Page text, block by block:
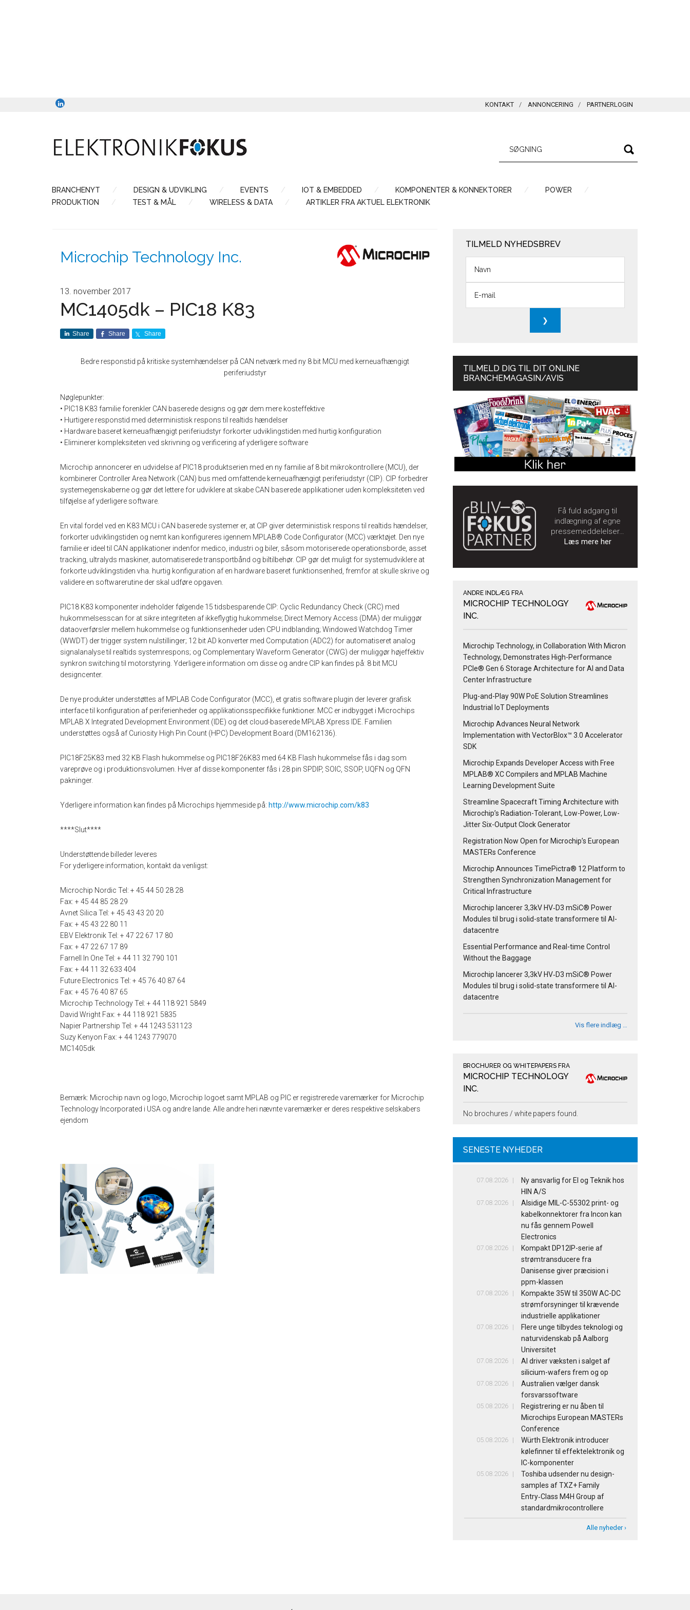
KONTAKT ANNONCERING PARTNERLOGIN
BRANCHENYT DESIGN & UDVIKLING EVENTS IOT & EMBEDDED KOMPONENTER & KONNEKTORER
POWER
PRODUKTION
TEST & MÅL WIRELESS & DATA ARTIKLER FRA AKTUEL ELEKTRONIK
Microchip Technology Inc.
13. november 2017
MC1405dk – PIC18 K83
Share Share Share
Bedre responstid på kritiske systemhændelser på CAN netværk med ny 8 bit MCU med kerneuafhængigt
periferiudstyr
Nøglepunkter:
• PIC18 K83 familie forenkler CAN baserede designs og gør dem mere kosteffektive
• Hurtigere responstid med deterministisk respons til realtids hændelser
• Hardware baseret kerneuafhængigt periferiudstyr forkorter udviklingstiden med hurtig konfiguration
• Eliminerer kompleksiteten ved skrivning og verificering af yderligere software
Microchip annoncerer en udvidelse af PIC18 produktserien med en ny familie af 8 bit mikrokontrollere (MCU), der
kombinerer Controller Area Network (CAN) bus med omfattende kerneuafhængigt periferiudstyr (CIP). CIP forbedrer
systemegenskaberne og gør det lettere for udviklere at skabe CAN baserede applikationer uden kompleksiteten ved
tilføjelse af yderligere software.
En vital fordel ved en K83 MCU i CAN baserede systemer er, at CIP giver deterministisk respons til realtids hændelser,
forkorter udviklingstiden og nemt kan konfigureres igennem MPLAB® Code Configurator (MCC) værktøjet. Den nye
familie er ideel til CAN applikationer indenfor medico, industri og biler, såsom motoriserede operationsborde, asset
tracking, ultralyds maskiner, automatiserede transportbånd og biltilbehør. CIP gør det muligt for systemudviklere at
forkorte udviklingstiden vha. hurtig konfiguration af en hardware baseret funktionsenhed, fremfor at skulle skrive og
validere en softwarerutine der skal udføre opgaven.
PIC18 K83 komponenter indeholder følgende 15 tidsbesparende CIP: Cyclic Redundancy Check (CRC) med
hukommelsesscan for at sikre integriteten af ikkeflygtig hukommelse; Direct Memory Access (DMA) der muliggør
dataoverførsler mellem hukommelse og funktionsenheder uden CPU indblanding; Windowed Watchdog Timer
(WWDT) der trigger system nulstillinger; 12 bit AD konverter med Computation (ADC2) for automatiseret analog
signalanalyse til realtids systemrespons; og Complementary Waveform Generator (CWG) der muliggør højeffektiv
synkron switching til motorstyring. Yderligere information om disse og andre CIP kan findes på: 8 bit MCU
designcenter.
De nye produkter understøttes af MPLAB Code Configurator (MCC), et gratis software plugin der leverer grafisk
interface til konfiguration af periferienheder og applikationsspecifikke funktioner. MCC er indbygget i Microchips
MPLAB X Integrated Development Environment (IDE) og det cloud-baserede MPLAB Xpress IDE. Familien
understøttes også af Curiosity High Pin Count (HPC) Development Board (DM162136).
PIC18F25K83 med 32 KB Flash hukommelse og PIC18F26K83 med 64 KB Flash hukommelse fås i dag som
vareprøve og i produktionsvolumen. Hver af disse komponenter fås i 28 pin SPDIP, SOIC, SSOP, UQFN og QFN
pakninger.
Yderligere information kan findes på Microchips hjemmeside på: http://www.microchip.com/k83
****Slut****
Understøttende billeder leveres
For yderligere information, kontakt da venligst:
Microchip Nordic Tel: + 45 44 50 28 28
Fax: + 45 44 85 28 29
Avnet Silica Tel: + 45 43 43 20 20
Fax: + 45 43 22 80 11
EBV Elektronik Tel: + 47 22 67 17 80
Fax: + 47 22 67 17 89
Farnell In One Tel: + 44 11 32 790 101
Fax: + 44 11 32 633 404
Future Electronics Tel: + 45 76 40 87 64
Fax: + 45 76 40 87 65
Microchip Technology Tel: + 44 118 921 5849
David Wright Fax: + 44 118 921 5835
Napier Partnership Tel: + 44 1243 531123
Suzy Kenyon Fax: + 44 1243 779070
MC1405dk
Bemærk: Microchip navn og logo, Microchip logoet samt MPLAB og PIC er registrerede varemærker for Microchip
Technology Incorporated i USA og andre lande. Alle andre heri nævnte varemærker er deres respektive selskabers
ejendom
TILMELD NYHEDSBREV
TILMELD DIG TIL DIT ONLINE
BRANCHEMAGASIN/AVIS
Få fuld adgang til
indlægning af egne
pressemeddelelser…
Læs mere her
ANDRE INDLÆG FRA
MICROCHIP TECHNOLOGY
INC.
Microchip Technology, in Collaboration With Micron
Technology, Demonstrates High-Performance
PCIe® Gen 6 Storage Architecture for AI and Data
Center Infrastructure
Plug-and-Play 90W PoE Solution Streamlines
Industrial IoT Deployments
Microchip Advances Neural Network
Implementation with VectorBlox™ 3.0 Accelerator
SDK
Microchip Expands Developer Access with Free
MPLAB® XC Compilers and MPLAB Machine
Learning Development Suite
Streamline Spacecraft Timing Architecture with
Microchip’s Radiation-Tolerant, Low-Power, Low-
Jitter Six-Output Clock Generator
Registration Now Open for Microchip’s European
MASTERs Conference
Microchip Announces TimePictra® 12 Platform to
Strengthen Synchronization Management for
Critical Infrastructure
Microchip lancerer 3,3kV HV‑D3 mSiC® Power
Modules til brug i solid-state transformere til AI-
datacentre
Essential Performance and Real-time Control
Without the Baggage
Microchip lancerer 3,3kV HV‑D3 mSiC® Power
Modules til brug i solid-state transformere til AI-
datacentre
Vis flere indlæg …
BROCHURER OG WHITEPAPERS FRA
MICROCHIP TECHNOLOGY
INC.
No brochures / white papers found.
SENESTE NYHEDER
07.08.2026
Ny ansvarlig for El og Teknik hos
HIN A/S
07.08.2026
Alsidige MIL-C-55302 print- og
kabelkonnektorer fra Incon kan
nu fås gennem Powell
Electronics
07.08.2026
Kompakt DP12IP-serie af
strømtransducere fra
Danisense giver præcision i
ppm-klassen
07.08.2026
Kompakte 35W til 350W AC-DC
strømforsyninger til krævende
industrielle applikationer
07.08.2026
Flere unge tilbydes teknologi og
naturvidenskab på Aalborg
Universitet
07.08.2026
AI driver væksten i salget af
silicium-wafers frem og op
07.08.2026
Australien vælger dansk
forsvarssoftware
05.08.2026
Registrering er nu åben til
Microchips European MASTERs
Conference
05.08.2026
Würth Elektronik introducer
kølefinner til effektelektronik og
IC-komponenter
05.08.2026
Toshiba udsender nu design-
samples af TXZ+ Family
Entry‑Class M4H Group af
standardmikrocontrollere
Alle nyheder ›